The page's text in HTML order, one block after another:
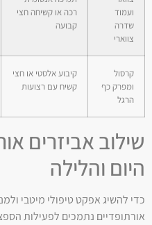
ועמוד
שדרה
צווארי
רכה או קשיחה חצי
קבועה
קרסול
ומפרק כף
הרגל
קיבוע אלסטי או חצי
קשיח עם רצועות
שילוב אביזרים
היום והלילה
כדי להשיג אפקט טיפולי מיטבי
אורתופדיים נתמכים לפעילות